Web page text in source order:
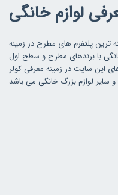
لوازم خانگی
پلتفرم های مطرح در زمینه
با برندهای مطرح و سطح اول
این سایت در زمینه معرفی کولر